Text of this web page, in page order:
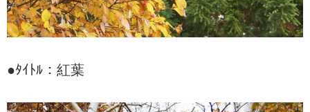
●ﾀｲﾄﾙ：紅葉